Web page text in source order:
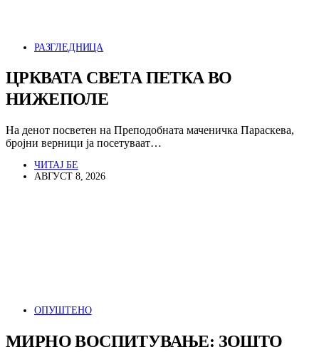
РАЗГЛЕДНИЦА
ЦРКВАТА СВЕТА ПЕТКА ВО
НИЖЕПОЛЕ
На денот посветен на Преподобната маченичка Параскева,
бројни верници ја посетуваат…
ЧИТАЈ БЕ
АВГУСТ 8, 2026
ОПУШТЕНО
МИРНО ВОСПИТУВАЊЕ: ЗОШТО